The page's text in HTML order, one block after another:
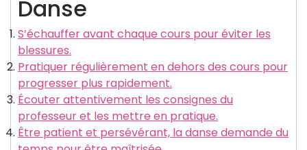
Danse
S’échauffer avant chaque cours pour éviter les
blessures.
Pratiquer régulièrement en dehors des cours pour
progresser plus rapidement.
Écouter attentivement les consignes du
professeur et les mettre en pratique.
Être patient et persévérant, la danse demande du